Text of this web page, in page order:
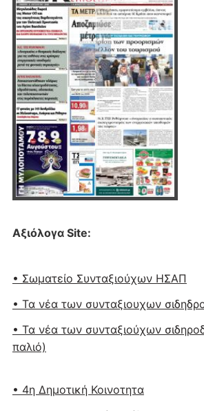
Αξιόλογα Site:
• Σωματείο Συνταξιούχων ΗΣΑΠ
• Τα νέα των συνταξιουχων
• Τα νέα των συνταξιούχων
παλιό)
• 4η Δημοτική Κοινοτητα